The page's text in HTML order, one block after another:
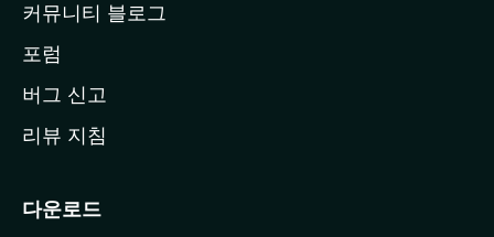
이
동
커뮤니티 블로그
포럼
버그 신고
리뷰 지침
다운로드